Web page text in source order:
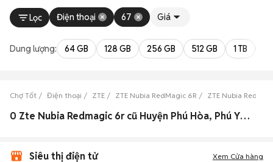
Lọc Điện thoại 67 Giá
Dung lượng: 64 GB 128 GB 256 GB 512 GB 1 TB
Chợ Tốt Điện thoại ZTE ZTE Nubia RedMagic 6R ZTE Nubia
0 Zte Nubia Redmagic 6r cũ Huyện Phú Hòa, Phú Yên đẹp
Siêu thị điện tử Xem Cửa hàng